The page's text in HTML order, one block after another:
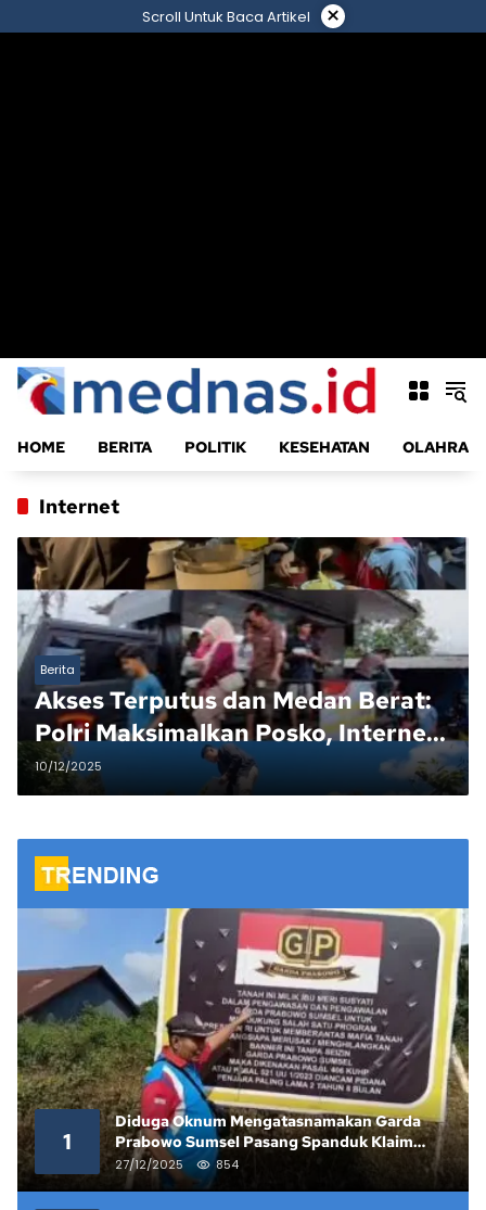
ke
Scroll Untuk Baca Artikel ×
HOME BERITA POLITIK KESEHATAN
Internet
Berita
Akses Terputus dan Medan Berat:
Polri Maksimalkan Posko, Internet,
dan Dapur Lapangan.
10/12/2025
1
Diduga Oknum Mengatasnamakan Garda
Prabowo Sumsel Pasang Spanduk Klaim
Lahan yang Telah Diputus Pengadilan
27/12/2025 854